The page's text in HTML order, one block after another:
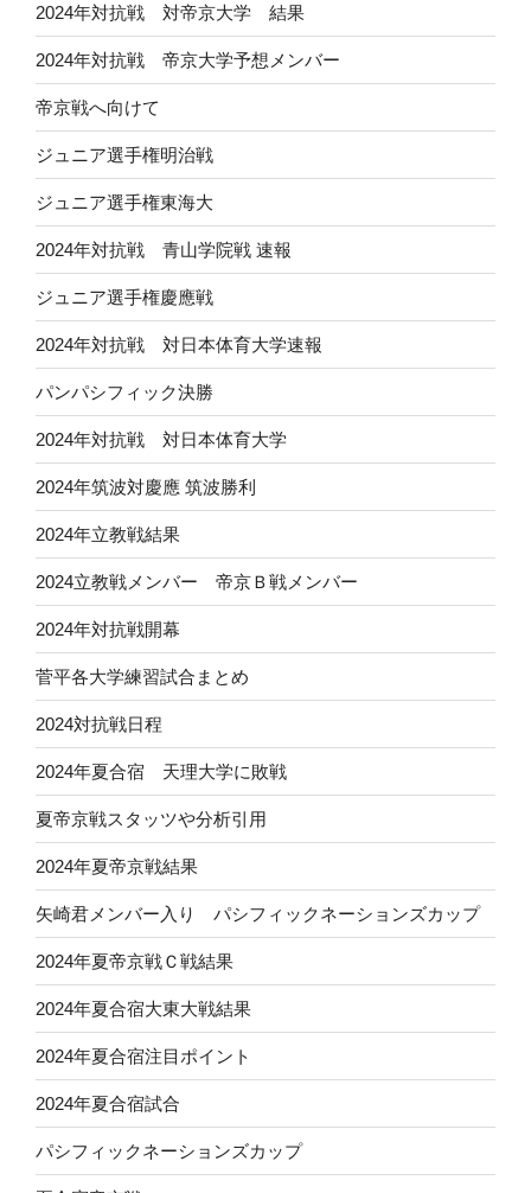
2024年対抗戦 対帝京大学 結果
2024年対抗戦 帝京大学予想メンバー
帝京戦へ向けて
ジュニア選手権明治戦
ジュニア選手権東海大
2024年対抗戦 青山学院戦 速報
ジュニア選手権慶應戦
2024年対抗戦 対日本体育大学速報
パンパシフィック決勝
2024年対抗戦 対日本体育大学
2024年筑波対慶應 筑波勝利
2024年立教戦結果
2024立教戦メンバー 帝京Ｂ戦メンバー
2024年対抗戦開幕
菅平各大学練習試合まとめ
2024対抗戦日程
2024年夏合宿 天理大学に敗戦
夏帝京戦スタッツや分析引用
2024年夏帝京戦結果
矢崎君メンバー入り パシフィックネーションズカップ
2024年夏帝京戦Ｃ戦結果
2024年夏合宿大東大戦結果
2024年夏合宿注目ポイント
2024年夏合宿試合
パシフィックネーションズカップ